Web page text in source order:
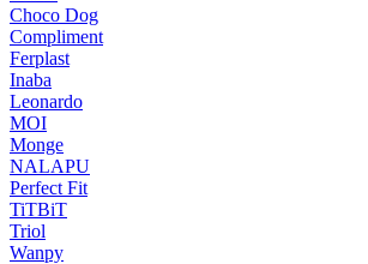
Choco Dog
Compliment
Ferplast
Inaba
Leonardo
MOI
Monge
NALAPU
Perfect Fit
TiTBiT
Triol
Wanpy